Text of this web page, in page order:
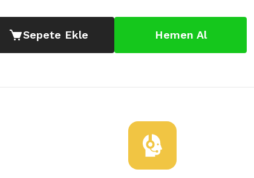
Sepete Ekle Hemen Al